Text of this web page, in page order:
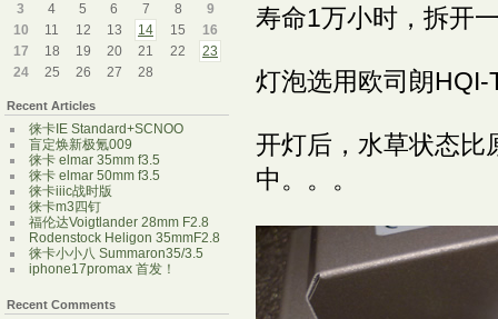
寿命1万小时，拆开
灯泡选用欧司朗
开灯后，水草状态比
中。。。
3
4 5 6 7 8
9
10
11 12 13 14 15
16
17
18 19 20 21 22
23
24
25 26 27 28
Recent Articles
徕卡IE Standard+SCNOO
盲定焕新极氪009
徕卡 elmar 35mm f3.5
徕卡 elmar 50mm f3.5
徕卡iiic战时版
徕卡m3四钉
福伦达Voigtlander 28mm F2.8
Rodenstock Heligon 35mmF2.8
徕卡小小八 Summaron35/3.5
iphone17promax 首发！
Recent Comments